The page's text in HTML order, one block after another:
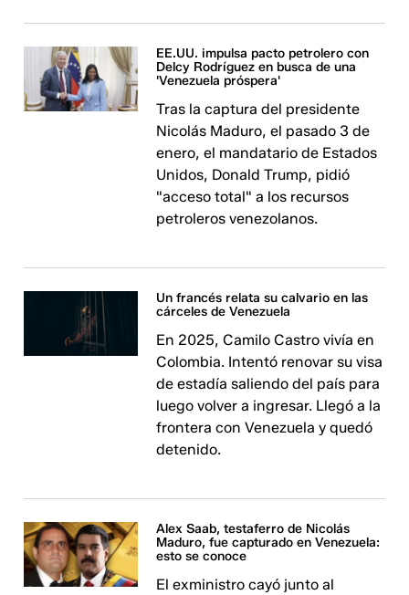
EE.UU. impulsa pacto petrolero con
Delcy Rodríguez en busca de una
'Venezuela próspera'
Tras la captura del presidente
Nicolás Maduro, el pasado 3 de
enero, el mandatario de Estados
Unidos, Donald Trump, pidió
"acceso total" a los recursos
petroleros venezolanos.
Un francés relata su calvario en las
cárceles de Venezuela
En 2025, Camilo Castro vivía en
Colombia. Intentó renovar su visa
de estadía saliendo del país para
luego volver a ingresar. Llegó a la
frontera con Venezuela y quedó
detenido.
Alex Saab, testaferro de Nicolás
Maduro, fue capturado en Venezuela:
esto se conoce
El exministro cayó junto al